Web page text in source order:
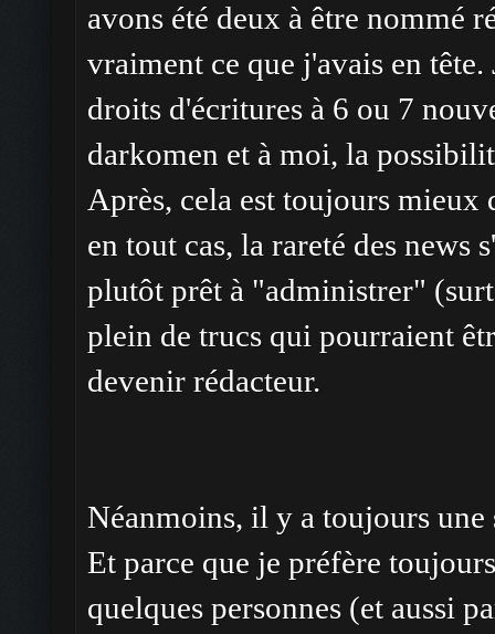
avons été deux à être nommé
vraiment ce que j'avais en
droits d'écritures à 6 ou 7
darkomen et à moi, la
Après, cela est toujours mieux
en tout cas, la rareté des
plutôt prêt à "administrer"
plein de trucs qui pourraient
devenir rédacteur.
Néanmoins, il y a toujours
Et parce que je préfère
quelques personnes (et aussi